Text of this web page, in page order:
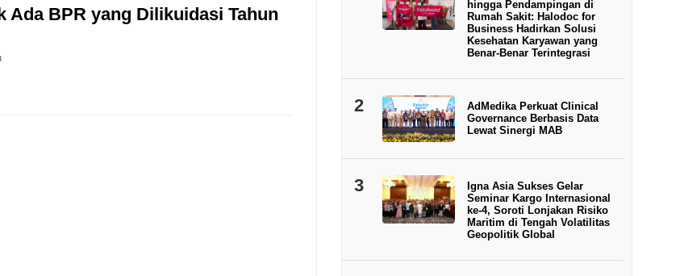
Ada BPR yang Dilikuidasi Tahun
hingga Pendampingan di
Rumah Sakit: Halodoc for
Business Hadirkan Solusi
Kesehatan Karyawan yang
Benar-Benar Terintegrasi
2
AdMedika Perkuat Clinical
Governance Berbasis Data
Lewat Sinergi MAB
3
Igna Asia Sukses Gelar
Seminar Kargo Internasional
ke-4, Soroti Lonjakan Risiko
Maritim di Tengah Volatilitas
Geopolitik Global